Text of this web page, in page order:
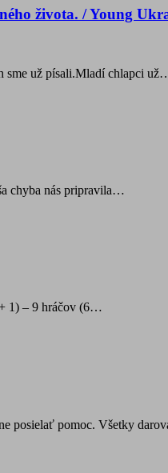
života. / Young
sme už písali.Mladí chlapci
chyba nás pripravila…
1) – 9 hráčov (6…
posielať pomoc. Všetky